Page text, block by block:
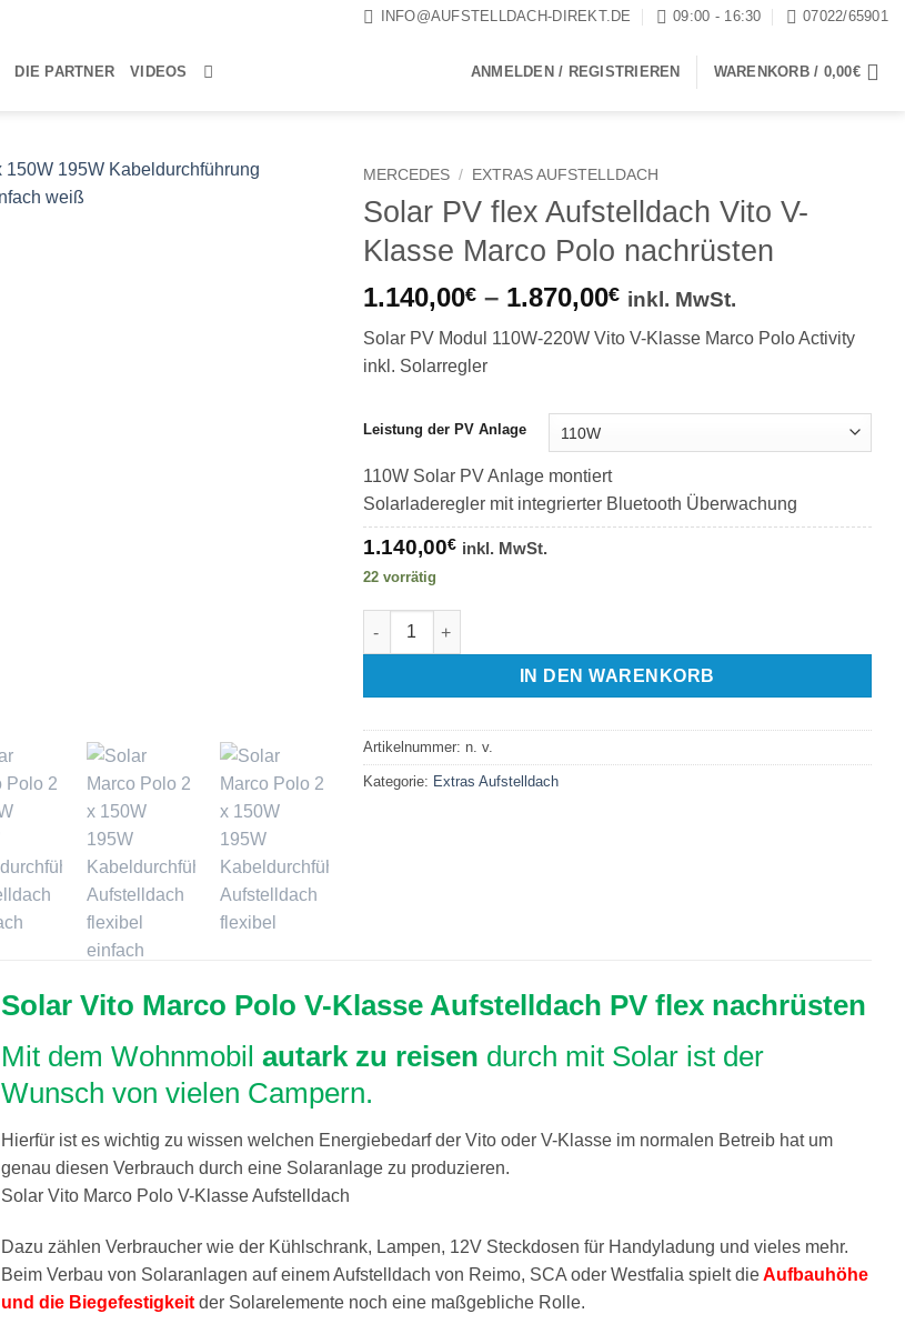
INFO@AUFSTELLDACH-DIREKT.DE 09:00 - 16:30 07022/65901
DIE PARTNER VIDEOS ANMELDEN / REGISTRIEREN WARENKORB / 0,00€
MERCEDES / EXTRAS AUFSTELLDACH
Solar PV flex Aufstelldach Vito V-
Klasse Marco Polo nachrüsten
1.140,00€ – 1.870,00€Preisspanne:
bis
inkl. MwSt.
Solar PV Modul 110W-220W Vito V-Klasse Marco Polo Activity
inkl. Solarregler
Leistung der PV Anlage
110W Solar PV Anlage montiert
Solarladeregler mit integrierter Bluetooth Überwachung
1.140,00€ inkl. MwSt.
22 vorrätig
Solar PV flex Aufstelldach Vito V-Klasse Marco Polo nachrüsten Menge
IN DEN WARENKORB
Artikelnummer: n. v.
Kategorie: Extras Aufstelldach
Solar Vito Marco Polo V-Klasse Aufstelldach PV flex nachrüsten
Mit dem Wohnmobil autark zu reisen durch mit Solar ist der
Wunsch von vielen Campern.
Hierfür ist es wichtig zu wissen welchen Energiebedarf der Vito oder V-Klasse im normalen Betreib hat um
genau diesen Verbrauch durch eine Solaranlage zu produzieren.
Solar Vito Marco Polo V-Klasse Aufstelldach
Dazu zählen Verbraucher wie der Kühlschrank, Lampen, 12V Steckdosen für Handyladung und vieles mehr.
Beim Verbau von Solaranlagen auf einem Aufstelldach von Reimo, SCA oder Westfalia spielt dieAufbauhöhe
und die Biegefestigkeit der Solarelemente noch eine maßgebliche Rolle.